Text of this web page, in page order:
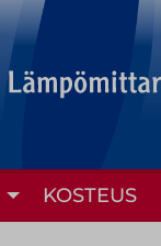
KOSTEUS